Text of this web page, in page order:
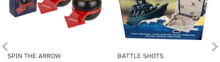
SPIN THE ARROW BATTLE SHOTS